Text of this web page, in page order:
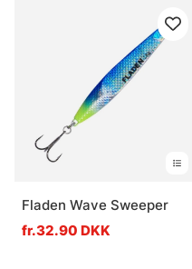
Fladen Wave Sweeper
fr.32.90 DKK